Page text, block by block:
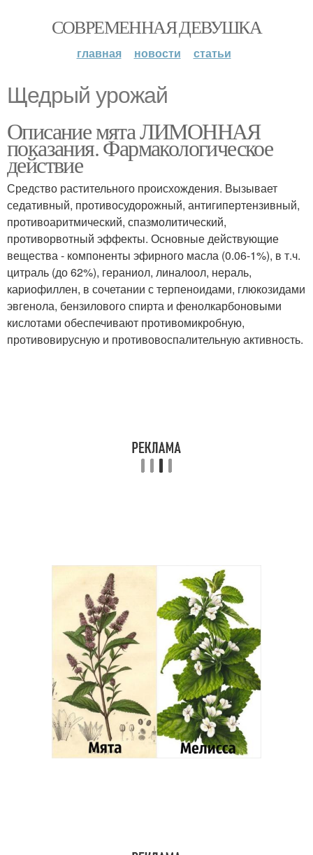
СОВРЕМЕННАЯ ДЕВУШКА
главная новости статьи
Щедрый урожай
Описание мята ЛИМОННАЯ
показания. Фармакологическое
действие
Средство растительного происхождения. Вызывает
седативный, противосудорожный, антигипертензивный,
противоаритмический, спазмолитический,
противорвотный эффекты. Основные действующие
вещества - компоненты эфирного масла (0.06-1%), в т.ч.
цитраль (до 62%), гераниол, линалоол, нераль,
кариофиллен, в сочетании с терпеноидами, глюкозидами
эвгенола, бензилового спирта и фенолкарбоновыми
кислотами обеспечивают противомикробную,
противовирусную и противовоспалительную активность.